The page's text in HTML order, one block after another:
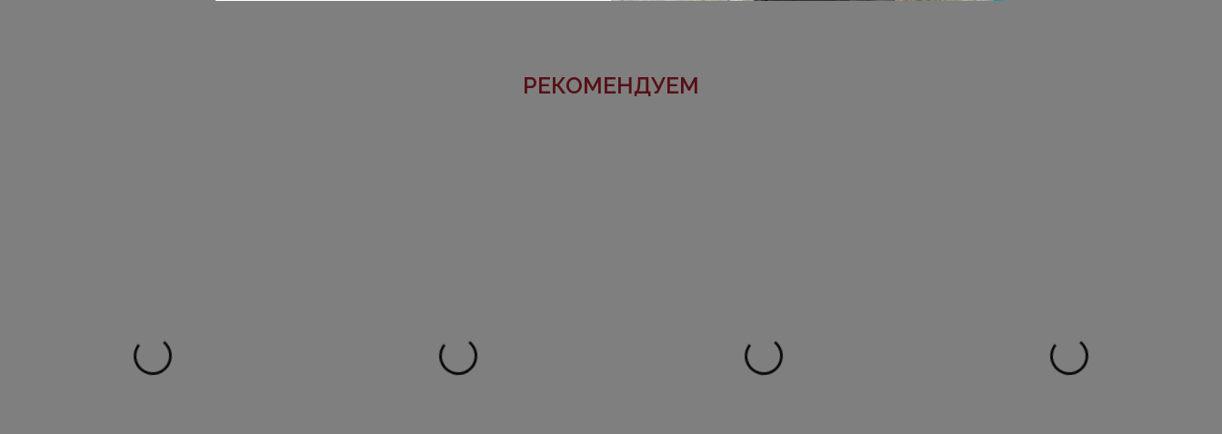
РЕКОМЕНДУЕМ